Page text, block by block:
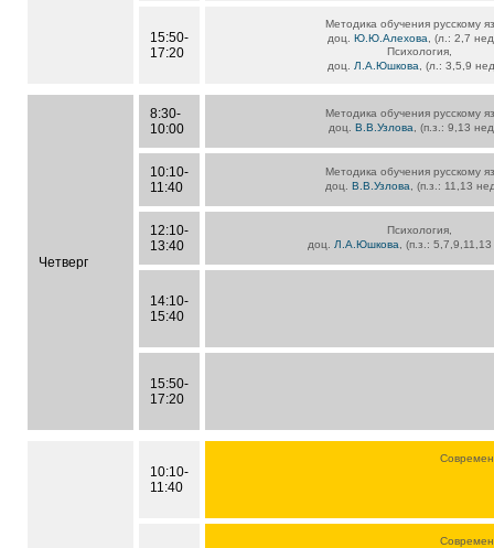
15:50-
17:20
Методика обучения русскому
доц.Ю.Ю.Алехова
, (л.: 2,7
Психология,
доц. Л.А.Юшкова , (л.: 3,5,9
Четверг
8:30-
10:00
Методика обучения русскому
доц. В.В.Узлова , (п.з.: 9,13
10:10-
11:40
Методика обучения русскому
доц.В.В.Узлова , (п.з.: 11,13
12:10-
13:40
Психология,
доц. Л.А.Юшкова , (п.з.:
14:10-
15:40
15:50-
17:20
10:10-
11:40